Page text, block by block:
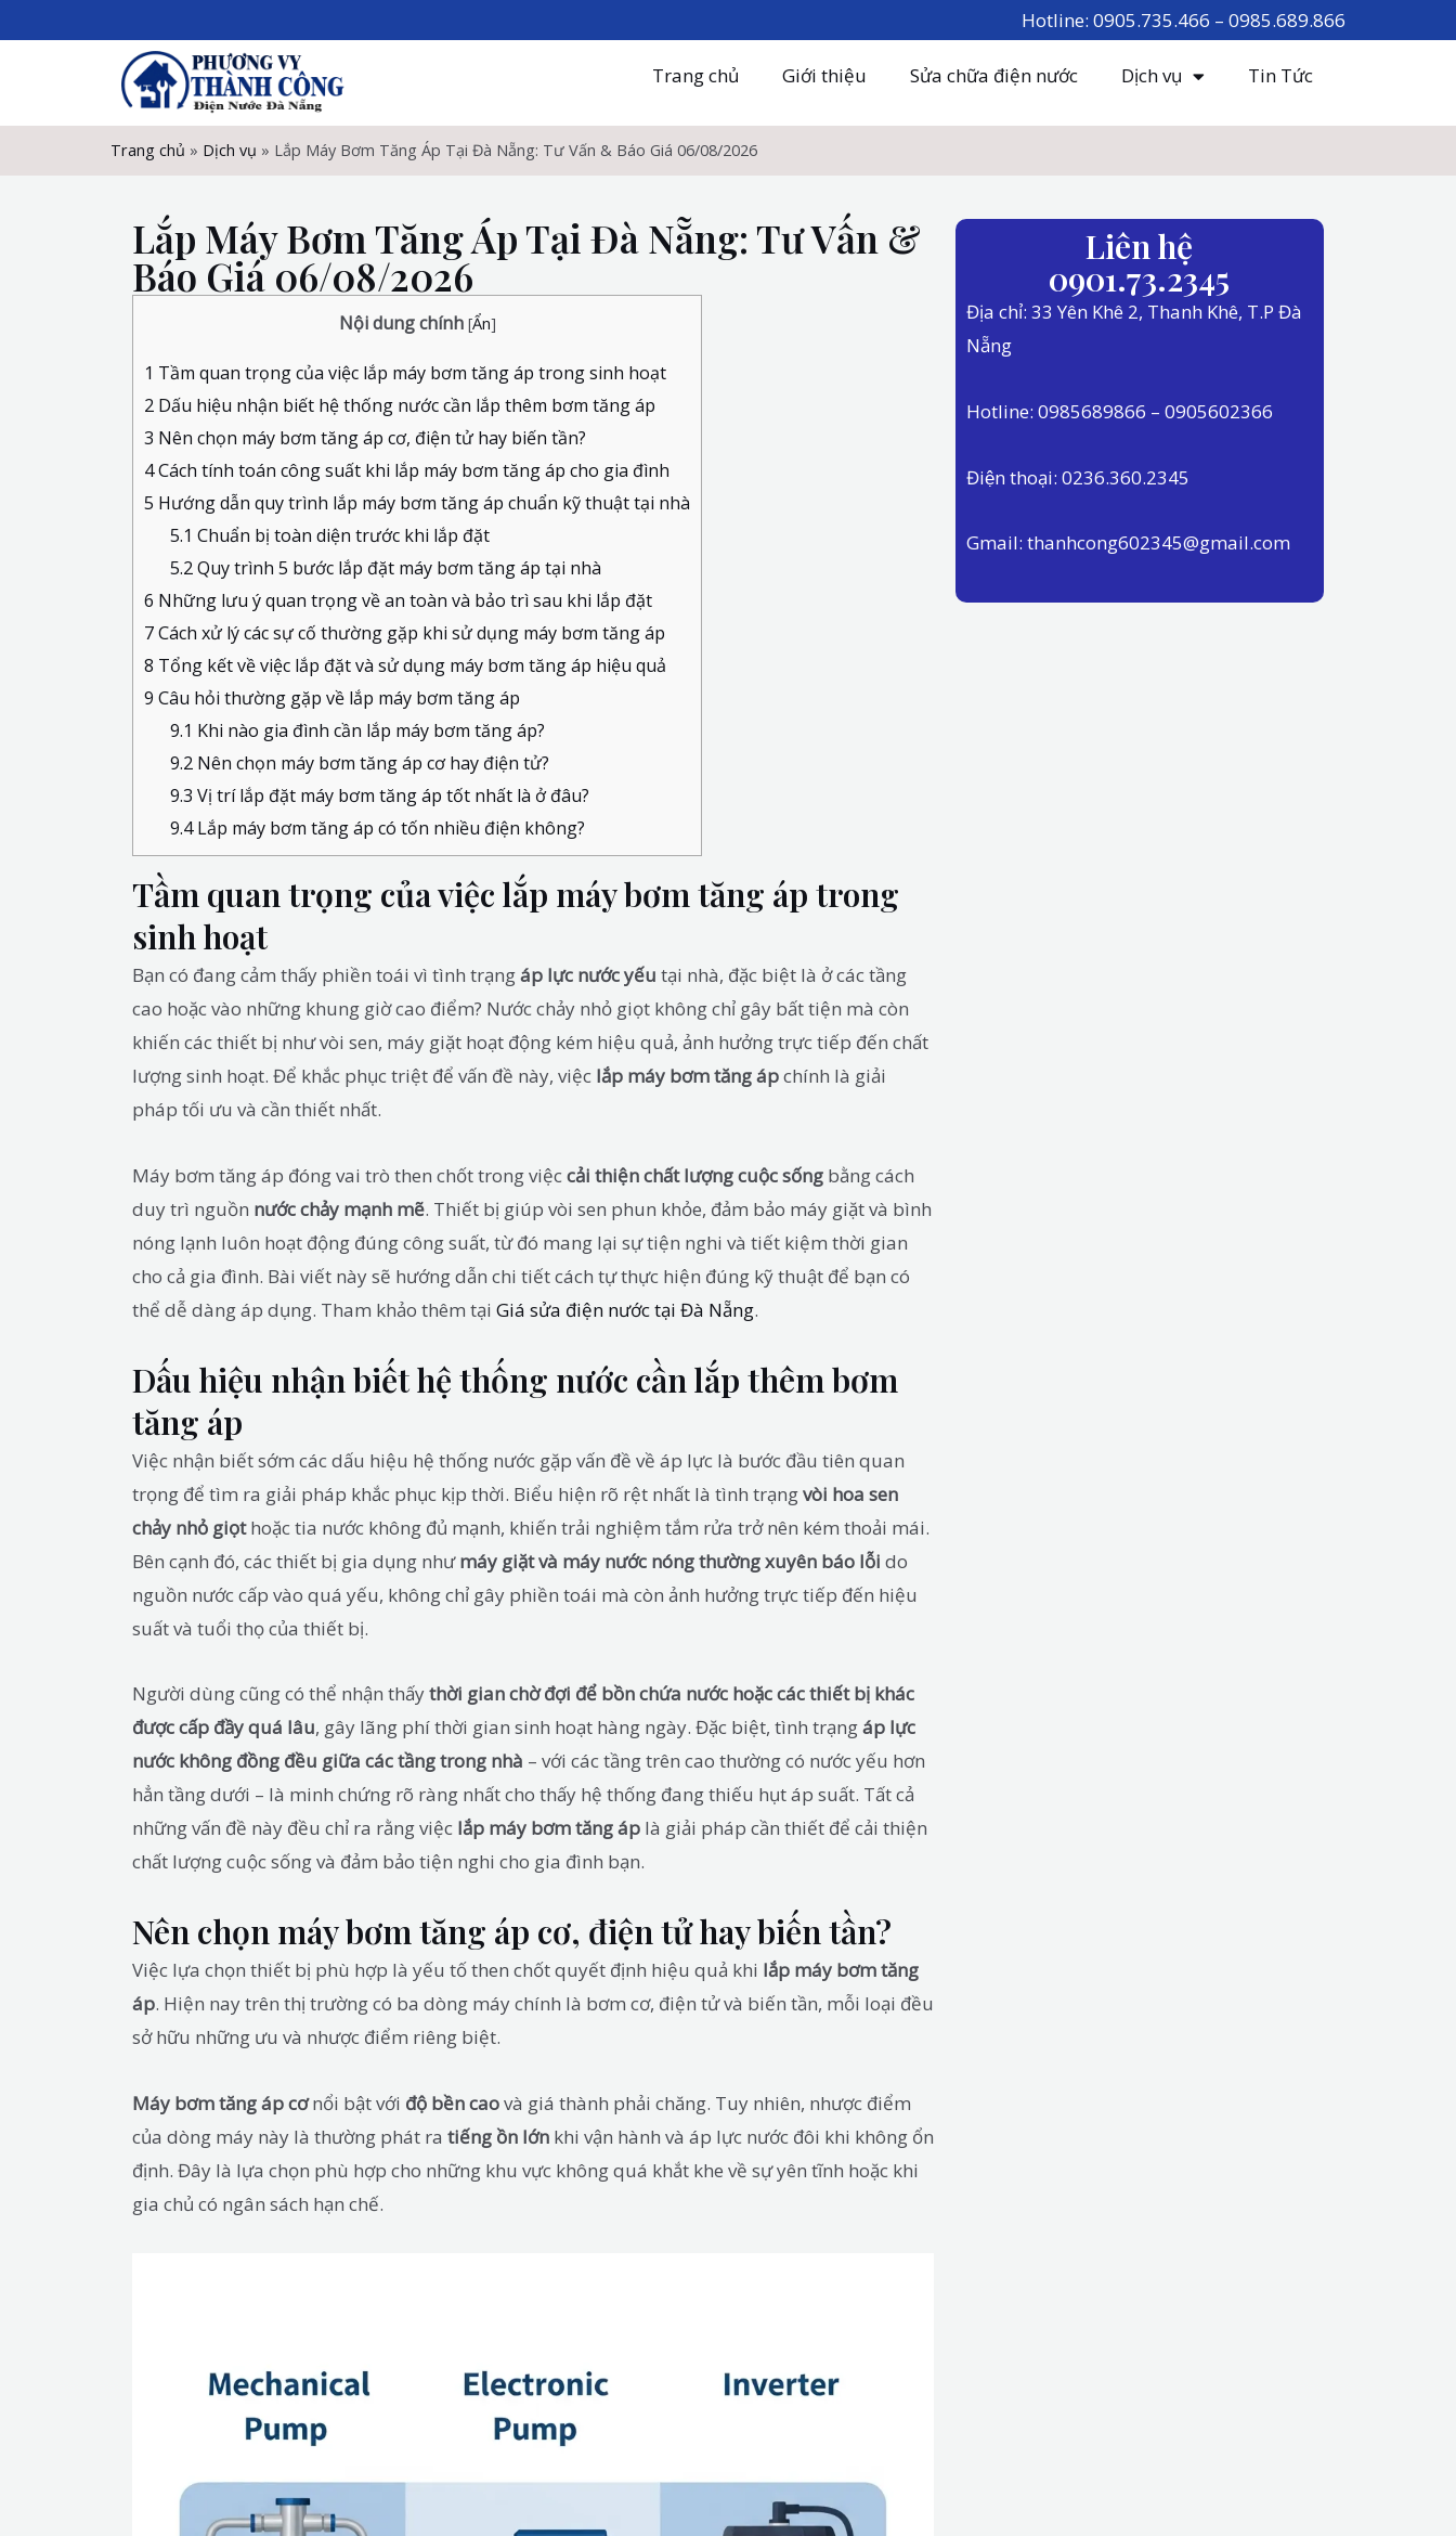
Hotline: 0905.735.466 – 0985.689.866
Trang chủ Giới thiệu Sửa chữa điện nước Dịch vụ Tin Tức
Trang chủ » Dịch vụ » Lắp Máy Bơm Tăng Áp Tại Đà Nẵng: Tư Vấn & Báo Giá 06/08/2026
Lắp Máy Bơm Tăng Áp Tại Đà Nẵng: Tư Vấn &
Báo Giá 06/08/2026
Nội dung chính [Ẩn]
1 Tầm quan trọng của việc lắp máy bơm tăng áp trong sinh hoạt
2 Dấu hiệu nhận biết hệ thống nước cần lắp thêm bơm tăng áp
3 Nên chọn máy bơm tăng áp cơ, điện tử hay biến tần?
4Cách tính toán công suất khi lắp máy bơm tăng áp cho gia đình
5 Hướng dẫn quy trình lắp máy bơm tăng áp chuẩn kỹ thuật tại nhà
5.1 Chuẩn bị toàn diện trước khi lắp đặt
5.2Quy trình 5 bước lắp đặt máy bơm tăng áp tại nhà
6 Những lưu ý quan trọng về an toàn và bảo trì sau khi lắp đặt
7Cách xử lý các sự cố thường gặp khi sử dụng máy bơm tăng áp
8 Tổng kết về việc lắp đặt và sử dụng máy bơm tăng áp hiệu quả
9 Câu hỏi thường gặp về lắp máy bơm tăng áp
9.1 Khi nào gia đình cần lắp máy bơm tăng áp?
9.2 Nên chọn máy bơm tăng áp cơ hay điện tử?
9.3 Vị trí lắp đặt máy bơm tăng áp tốt nhất là ở đâu?
9.4Lắp máy bơm tăng áp có tốn nhiều điện không?
Tầm quan trọng của việc lắp máy bơm tăng áp trong
sinh hoạt
Bạn có đang cảm thấy phiền toái vì tình trạngáp lực nước yếu tại nhà, đặc biệt là ở các tầng
cao hoặc vào những khung giờ cao điểm? Nước chảy nhỏ giọt không chỉ gây bất tiện mà còn
khiến các thiết bị như vòi sen, máy giặt hoạt động kém hiệu quả, ảnh hưởng trực tiếp đến chất
lượng sinh hoạt. Để khắc phục triệt để vấn đề này, việc lắp máy bơm tăng ápchính là giải
pháp tối ưu và cần thiết nhất.
Máy bơm tăng áp đóng vai trò then chốt trong việccải thiện chất lượng cuộc sống bằng cách
duy trì nguồn nước chảy mạnh mẽ. Thiết bị giúp vòi sen phun khỏe, đảm bảo máy giặt và bình
nóng lạnh luôn hoạt động đúng công suất, từ đó mang lại sự tiện nghi và tiết kiệm thời gian
cho cả gia đình. Bài viết này sẽ hướng dẫn chi tiết cách tự thực hiện đúng kỹ thuật để bạn có
thể dễ dàng áp dụng. Tham khảo thêm tại Giá sửa điện nước tại Đà Nẵng.
Dấu hiệu nhận biết hệ thống nước cần lắp thêm bơm
tăng áp
Việc nhận biết sớm các dấu hiệu hệ thống nước gặp vấn đề về áp lực là bước đầu tiên quan
trọng để tìm ra giải pháp khắc phục kịp thời. Biểu hiện rõ rệt nhất là tình trạngvòi hoa sen
chảy nhỏ giọthoặc tia nước không đủ mạnh, khiến trải nghiệm tắm rửa trở nên kém thoải mái.
Bên cạnh đó, các thiết bị gia dụng nhưmáy giặt và máy nước nóng thường xuyên báo lỗi do
nguồn nước cấp vào quá yếu, không chỉ gây phiền toái mà còn ảnh hưởng trực tiếp đến hiệu
suất và tuổi thọ của thiết bị.
Người dùng cũng có thể nhận thấythời gian chờ đợi để bồn chứa nước hoặc các thiết bị khác
được cấp đầy quá lâu, gây lãng phí thời gian sinh hoạt hàng ngày. Đặc biệt, tình trạngáp lực
nước không đồng đều giữa các tầng trong nhà – với các tầng trên cao thường có nước yếu hơn
hẳn tầng dưới – là minh chứng rõ ràng nhất cho thấy hệ thống đang thiếu hụt áp suất. Tất cả
những vấn đề này đều chỉ ra rằng việc lắp máy bơm tăng áp là giải pháp cần thiết để cải thiện
chất lượng cuộc sống và đảm bảo tiện nghi cho gia đình bạn.
Nên chọn máy bơm tăng áp cơ, điện tử hay biến tần?
Việc lựa chọn thiết bị phù hợp là yếu tố then chốt quyết định hiệu quả khi lắp máy bơm tăng
áp. Hiện nay trên thị trường có ba dòng máy chính là bơm cơ, điện tử và biến tần, mỗi loại đều
sở hữu những ưu và nhược điểm riêng biệt.
Máy bơm tăng áp cơnổi bật với độ bền caovà giá thành phải chăng. Tuy nhiên, nhược điểm
của dòng máy này là thường phát ra tiếng ồn lớn khi vận hành và áp lực nước đôi khi không ổn
định. Đây là lựa chọn phù hợp cho những khu vực không quá khắt khe về sự yên tĩnh hoặc khi
gia chủ có ngân sách hạn chế.
Liên hệ
0901.73.2345
Địa chỉ: 33 Yên Khê 2, Thanh Khê, T.P Đà
Nẵng
Hotline: 0985689866 – 0905602366
Điện thoại: 0236.360.2345
Gmail: thanhcong602345@gmail.com